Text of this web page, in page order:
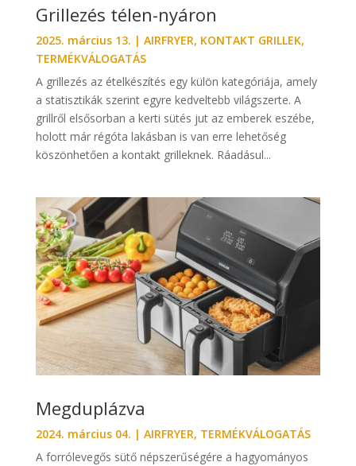
Grillezés télen-nyáron
2025. március 13. | AIRFRYER, KONTAKT GRILLEK,
TERMÉKVÁLOGATÁS
A grillezés az ételkészítés egy külön kategóriája, amely
a statisztikák szerint egyre kedveltebb világszerte. A
grillről elsősorban a kerti sütés jut az emberek eszébe,
holott már régóta lakásban is van erre lehetőség
köszönhetően a kontakt grilleknek. Ráadásul...
Megduplázva
2024. március 04. | AIRFRYER, TERMÉKVÁLOGATÁS
A forrólevegős sütő népszerűségére a hagyományos